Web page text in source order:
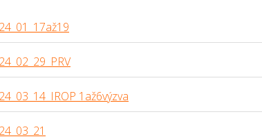
1až6výzva